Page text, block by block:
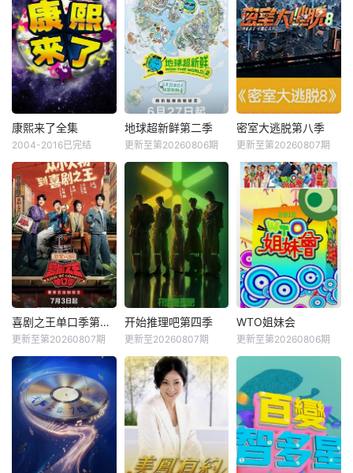
康熙来了全集
2004-2016已完结
地球超新鲜第二季
更新至第20260806期
密室大逃脱第八季
更新至第20260807期
喜剧之王单口季第三季
更新至第20260807期
开始推理吧第四季
更新至20260807期
WTO姐妹会
更新至第20260806期